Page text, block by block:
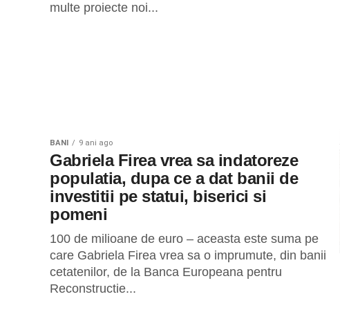
multe proiecte noi...
BANI 9 ani ago
Gabriela Firea vrea sa indatoreze
populatia, dupa ce a dat banii de
investitii pe statui, biserici si
pomeni
100 de milioane de euro – aceasta este suma pe
care Gabriela Firea vrea sa o imprumute, din banii
cetatenilor, de la Banca Europeana pentru
Reconstructie...